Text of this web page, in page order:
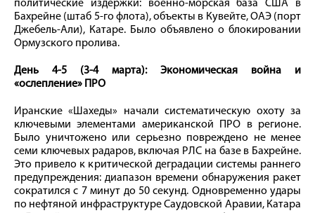
политические издержки: военно-морская база США в
Бахрейне (штаб 5-го флота), объекты в Кувейте, ОАЭ (порт
Джебель-Али), Катаре. Было объявлено о блокировании
Ормузского пролива.
День 4-5 (3-4 марта): Экономическая война и
«ослепление» ПРО
Иранские «Шахеды» начали систематическую охоту за
ключевыми элементами американской ПРО в регионе.
Было уничтожено или серьезно повреждено не менее
семи ключевых радаров, включая РЛС на базе в Бахрейне.
Это привело к критической деградации системы раннего
предупреждения: диапазон времени обнаружения ракет
сократился с 7 минут до 50 секунд. Одновременно удары
по нефтяной инфраструктуре Саудовской Аравии, Катара